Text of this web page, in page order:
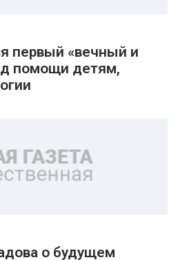
первый «вечный и
помощи детям,
о будущем